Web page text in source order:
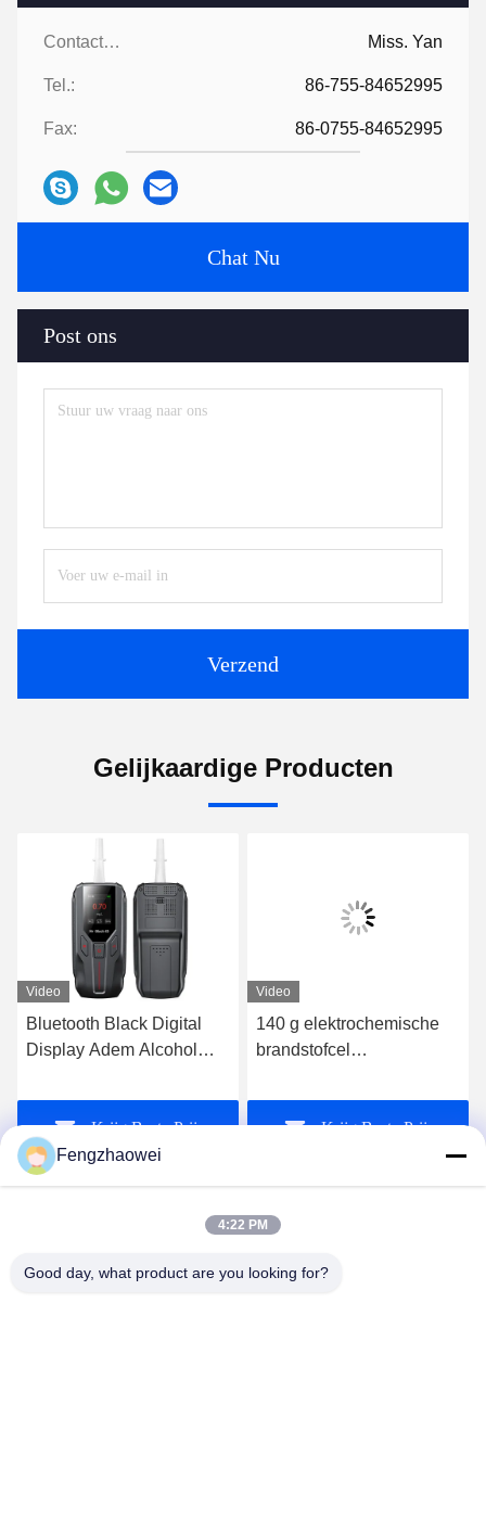
Contactpersonen: Miss. Yan
Tel.: 86-755-84652995
Fax: 86-0755-84652995
Chat Nu
Post ons
Verzend
Gelijkaardige Producten
Video
Bluetooth Black Digital
Display Adem Alcohol
Bedrijfsgebruik
Krijg Beste Prijs
Video
140 g elektrochemische
brandstofcel
opslag records voor
overheid gebruik
Krijg Beste Prijs
Shenzhen Fengzhaowei Technology Co.,Ltd
Fengzhaowei
4:22 PM
Good day, what product are you looking for?